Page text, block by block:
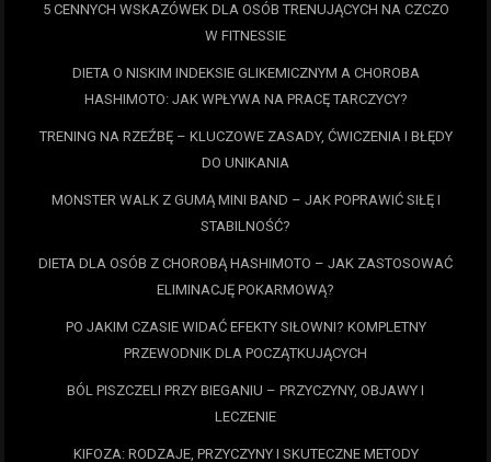
5 CENNYCH WSKAZÓWEK DLA OSÓB TRENUJĄCYCH NA CZCZO
W FITNESSIE
DIETA O NISKIM INDEKSIE GLIKEMICZNYM A CHOROBA
HASHIMOTO: JAK WPŁYWA NA PRACĘ TARCZYCY?
TRENING NA RZEŹBĘ – KLUCZOWE ZASADY, ĆWICZENIA I BŁĘDY
DO UNIKANIA
MONSTER WALK Z GUMĄ MINI BAND – JAK POPRAWIĆ SIŁĘ I
STABILNOŚĆ?
DIETA DLA OSÓB Z CHOROBĄ HASHIMOTO – JAK ZASTOSOWAĆ
ELIMINACJĘ POKARMOWĄ?
PO JAKIM CZASIE WIDAĆ EFEKTY SIŁOWNI? KOMPLETNY
PRZEWODNIK DLA POCZĄTKUJĄCYCH
BÓL PISZCZELI PRZY BIEGANIU – PRZYCZYNY, OBJAWY I
LECZENIE
KIFOZA: RODZAJE, PRZYCZYNY I SKUTECZNE METODY